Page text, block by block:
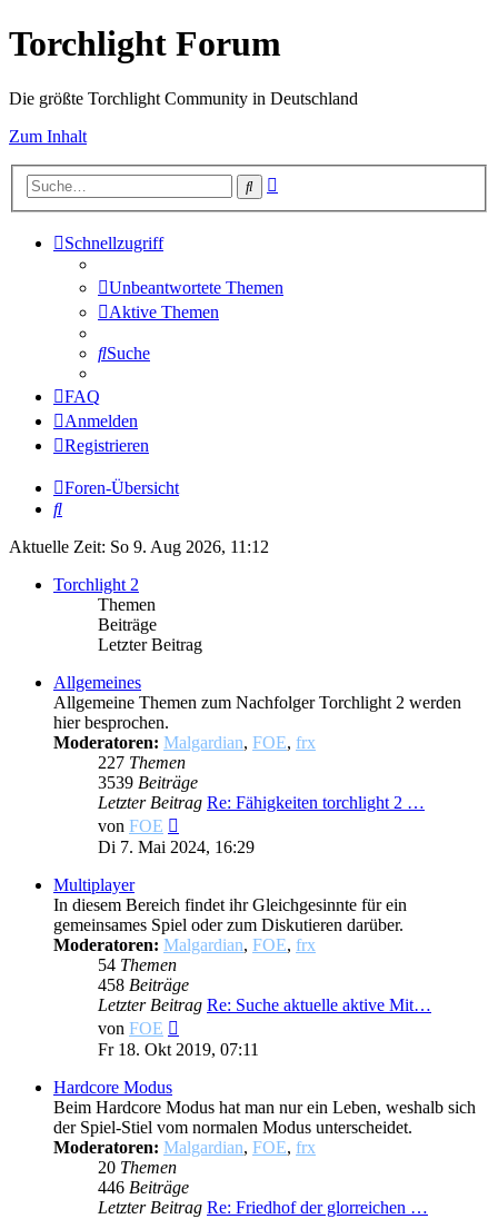
Torchlight Forum
Die größte Torchlight Community in Deutschland
Zum Inhalt
Suche
Schnellzugriff
Unbeantwortete Themen
Aktive Themen
Suche
FAQ
Anmelden
Registrieren
Foren-Übersicht
Suche
Aktuelle Zeit: So 9. Aug 2026, 11:12
Torchlight 2
Themen
Beiträge
Letzter Beitrag
Allgemeines
Allgemeine Themen zum Nachfolger Torchlight 2 werden
hier besprochen.
Moderatoren: Malgardian, FOE, frx
227 Themen
3539 Beiträge
Letzter Beitrag Re: Fähigkeiten torchlight 2 …
von FOE
Beitrag
Di 7. Mai 2024, 16:29
Multiplayer
In diesem Bereich findet ihr Gleichgesinnte für ein
gemeinsames Spiel oder zum Diskutieren darüber.
Moderatoren: Malgardian, FOE, frx
54 Themen
458 Beiträge
Letzter Beitrag Re: Suche aktuelle aktive Mit…
von FOE
Beitrag
Fr 18. Okt 2019, 07:11
Hardcore Modus
Beim Hardcore Modus hat man nur ein Leben, weshalb sich
der Spiel-Stiel vom normalen Modus unterscheidet.
Moderatoren: Malgardian, FOE, frx
20 Themen
446 Beiträge
Letzter Beitrag Re: Friedhof der glorreichen …